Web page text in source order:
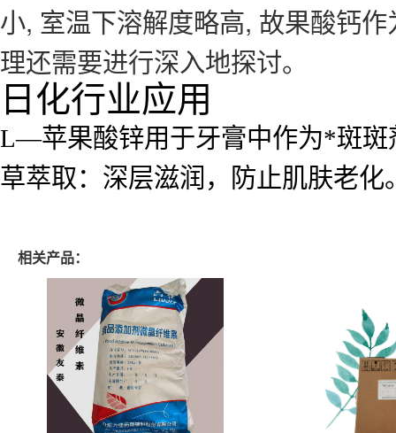
小, 室温下溶解度略高, 故果酸钙
理还需要进行深入地探讨。
日化行业应用
L—苹果酸锌用于牙膏中作为*斑斑
草萃取：深层滋润，防止肌肤老化
相关产品：